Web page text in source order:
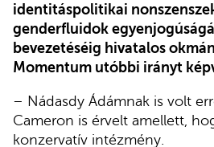
identitáspolitikai
genderfluidok
bevezetéséig hivatalos
Momentum utóbbi irányt
– Nádasdy Ádámnak is volt
Cameron is érvelt amellett,
konzervatív intézmény.